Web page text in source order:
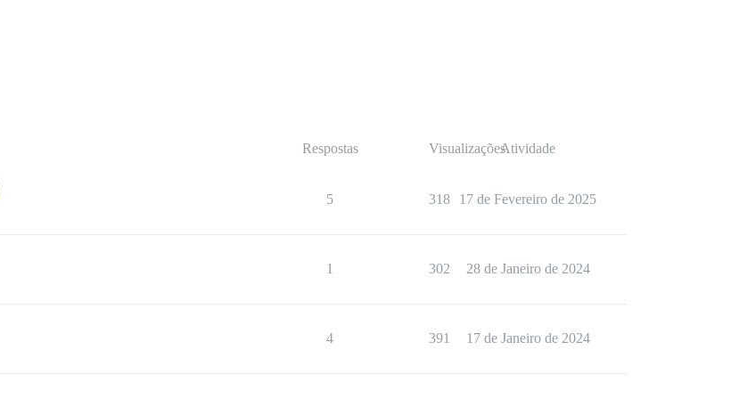
Respostas VisualizaçõesAtividade
5 318 17 de Fevereiro de 2025
1 302 28 de Janeiro de 2024
4 391 17 de Janeiro de 2024